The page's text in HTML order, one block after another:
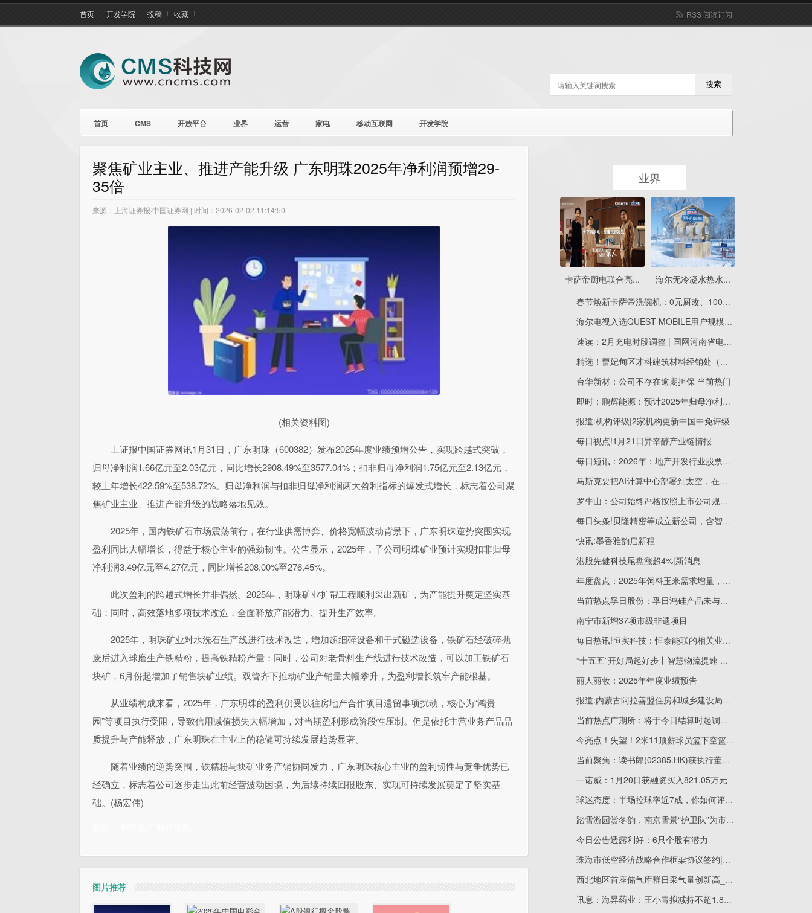
首页 开发学院 投稿 收藏 RSS 阅读订阅
搜索
首页 CMS 开放平台 业界 运营 家电 移动互联网 开发学院
聚焦矿业主业、推进产能升级 广东明珠2025年净利润预增29-
35倍
来源：上海证券报·中国证券网 | 时间：2026-02-02 11:14:50
(相关资料图)
上证报中国证券网讯1月31日，广东明珠（600382）发布2025年度业绩预增公告，实现跨越式突破，
归母净利润1.66亿元至2.03亿元，同比增长2908.49%至3577.04%；扣非归母净利润1.75亿元至2.13亿元，
较上年增长422.59%至538.72%。归母净利润与扣非归母净利润两大盈利指标的爆发式增长，标志着公司聚
焦矿业主业、推进产能升级的战略落地见效。
2025年，国内铁矿石市场震荡前行，在行业供需博弈、价格宽幅波动背景下，广东明珠逆势突围实现
盈利同比大幅增长，得益于核心主业的强劲韧性。公告显示，2025年，子公司明珠矿业预计实现扣非归母
净利润3.49亿元至4.27亿元，同比增长208.00%至276.45%。
此次盈利的跨越式增长并非偶然。2025年，明珠矿业扩帮工程顺利采出新矿，为产能提升奠定坚实基
础；同时，高效落地多项技术改造，全面释放产能潜力、提升生产效率。
2025年，明珠矿业对水洗石生产线进行技术改造，增加超细碎设备和干式磁选设备，铁矿石经破碎抛
废后进入球磨生产铁精粉，提高铁精粉产量；同时，公司对老骨料生产线进行技术改造，可以加工铁矿石
块矿，6月份起增加了销售块矿业绩。双管齐下推动矿业产销量大幅攀升，为盈利增长筑牢产能根基。
从业绩构成来看，2025年，广东明珠的盈利仍受以往房地产合作项目遗留事项扰动，核心为“鸿贵
园”等项目执行受阻，导致信用减值损失大幅增加，对当期盈利形成阶段性压制。但是依托主营业务产品品
质提升与产能释放，广东明珠在主业上的稳健可持续发展趋势显著。
随着业绩的逆势突围，铁精粉与块矿业务产销协同发力，广东明珠核心主业的盈利韧性与竞争优势已
经确立，标志着公司逐步走出此前经营波动困境，为后续持续回报股东、实现可持续发展奠定了坚实基
础。(杨宏伟)
图片推荐
业界
卡萨帝厨电联合亮... 海尔无冷凝水热水...
春节焕新卡萨帝洗碗机：0元厨改、100天不净则退
海尔电视入选QUEST MOBILE用户规模TOP榜
速读：2月充电时段调整 | 国网河南省电力公司关于2026年2月代理工商业用户购电价格的公告
精选！曹妃甸区才科建筑材料经销处（个体工商户）成立 注册资本5万人民币
台华新材：公司不存在逾期担保 当前热门
即时：鹏辉能源：预计2025年归母净利润1.7亿元–2.3亿元，同比扭亏
报道:机构评级|2家机构更新中国中免评级
每日视点!1月21日异辛醇产业链情报
每日短讯：2026年：地产开发行业股票龙头（有三家）
马斯克要把AI计算中心部署到太空，在四五年内，在太空运行大规模AI将比地面更划算
罗牛山：公司始终严格按照上市公司规范进行运营管理，确保与各关联方在人员、资产、业务等方面保持清晰独立
每日头条!贝隆精密等成立新公司，含智能机器人业务
快讯:墨香雅韵启新程
港股先健科技尾盘涨超4%|新消息
年度盘点：2025年饲料玉米需求增量，2026年存减少预期
当前热点孚日股份：孚日鸿硅产品未与宁德时代、比亚迪等建立合作
南宁市新增37项市级非遗项目
每日热讯!恒实科技：恒泰能联的相关业务主要用于用户负荷预测、能源优化控制降低用能成本
“十五五”开好局起好步丨智慧物流提速 广西水果“鲜”达全国-热议
丽人丽妆：2025年年度业绩预告
报道:内蒙古阿拉善盟住房和城乡建设局关于批准2026年度第一批城镇燃气经营企业行政审批事项的公告
当前热点广期所：将于今日结算时起调整碳酸锂期货合约涨跌停板幅度和交易保证金标准
今亮点！失望！2米11顶薪球员篮下空篮不中，怒砍0分 球迷：快送走
当前聚焦：读书郎(02385.HK)获执行董事刘志兰增持16.56万股
一诺威：1月20日获融资买入821.05万元
球迷态度：半场控球率近7成，你如何评价U23国足上半场表现？
踏雪游园赏冬韵，南京雪景“护卫队”为市民清出安心路
今日公告透露利好：6只个股有潜力
珠海市低空经济战略合作框架协议签约|每日观点
西北地区首座储气库群日采气量创新高_最新资讯
讯息：海昇药业：王小青拟减持不超1.8%股份